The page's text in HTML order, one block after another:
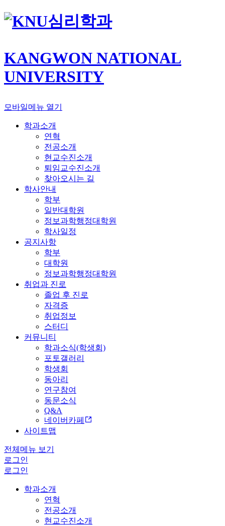
심리학과
KANGWON NATIONAL
UNIVERSITY
모바일메뉴 열기
학과소개
연혁
전공소개
현교수진소개
퇴임교수진소개
찾아오시는 길
학사안내
학부
일반대학원
정보과학행정대학원
학사일정
공지사항
학부
대학원
정보과학행정대학원
취업과 진로
졸업 후 진로
자격증
취업정보
스터디
커뮤니티
학과소식(학생회)
포토갤러리
학생회
동아리
연구참여
동문소식
Q&A
네이버카페
사이트맵
전체메뉴 보기
로그인
로그인
학과소개
연혁
전공소개
현교수진소개